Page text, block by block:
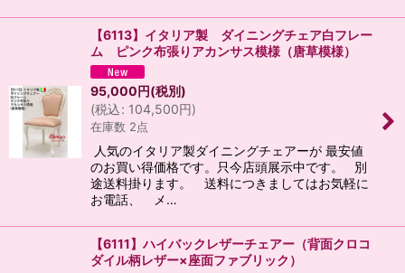
【6113】イタリア製 ダイニングチェア白フレー
ム ピンク布張りアカンサス模様（唐草模様）
95,000円(税別)
(税込: 104,500円)
在庫数 2点
人気のイタリア製ダイニングチェアーが 最安値
のお買い得価格です。只今店頭展示中です。 別
途送料掛ります。 送料につきましてはお気軽に
お電話、 メ…
【6111】ハイバックレザーチェアー（背面クロコ
ダイル柄レザー×座面ファブリック）